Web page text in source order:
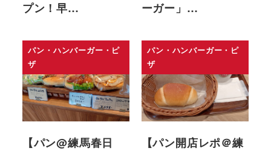
プン！早…
ーガー」…
パン・ハンバーガー・ピ
ザ
【パン@練馬春日
パン・ハンバーガー・ピ
ザ
【パン開店レポ＠練